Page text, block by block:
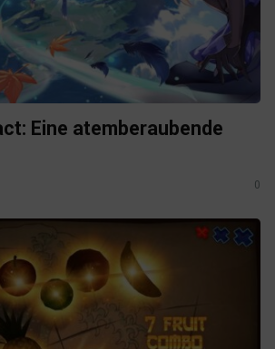
Eine atemberaubende
0